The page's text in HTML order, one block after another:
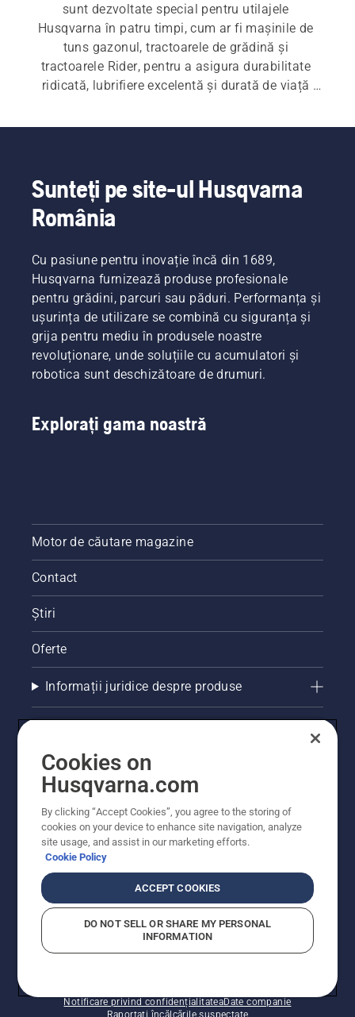
sunt dezvoltate special pentru utilajele
Husqvarna în patru timpi, cum ar fi mașinile de
tuns gazonul, tractoarele de grădină și
tractoarele Rider, pentru a asigura durabilitate
ridicată, lubrifiere excelentă și durată de viață
Sunteți pe site-ul Husqvarna
România
Cu pasiune pentru inovație încă din 1689,
Husqvarna furnizează produse profesionale
pentru grădini, parcuri sau păduri. Performanța și
ușurința de utilizare se combină cu siguranța și
grija pentru mediu în produsele noastre
revoluționare, unde soluțiile cu acumulatori și
robotica sunt deschizătoare de drumuri.
Explorați gama noastră
Motor de căutare magazine
Contact
Știri
Oferte
Informații juridice despre produse
© Husqvarna AB (publ). Toate drepturile rezervate.
Prețurile prezentate includ TVA și sunt prețuri
recomandate pentru comercializarea cu amănuntul.
Husqvarna își rezervă dreptul de a face modificări în
Notificare privind confidențialitateaDate companie
Raportați încălcările suspectate
Cookies on
Husqvarna.com
By clicking “Accept Cookies”, you agree to the storing of
cookies on your device to enhance site navigation, analyze
site usage, and assist in our marketing efforts.
Cookie Policy
ACCEPT COOKIES
DO NOT SELL OR SHARE MY PERSONAL
INFORMATION